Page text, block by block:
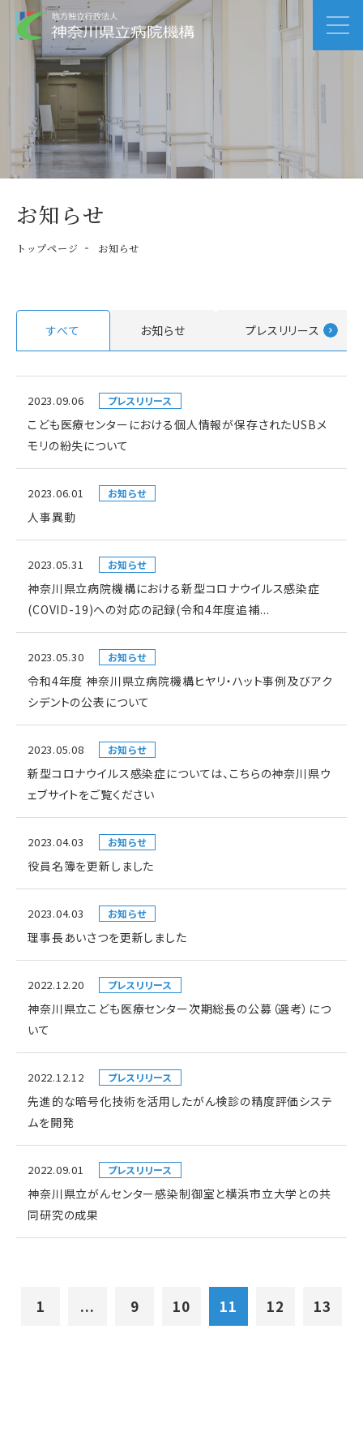
お知らせ
トップページ お知らせ
すべて お知らせ プレスリリース
2023.09.06 プレスリリース
こども医療センターにおける個人情報が保存されたUSBメ
モリの紛失について
2023.06.01 お知らせ
人事異動
2023.05.31 お知らせ
神奈川県立病院機構における新型コロナウイルス感染症
(COVID-19)への対応の記録(令和4年度追補...
2023.05.30 お知らせ
令和4年度 神奈川県立病院機構ヒヤリ・ハット事例及びアク
シデントの公表について
2023.05.08 お知らせ
新型コロナウイルス感染症については、こちらの神奈川県ウ
ェブサイトをご覧ください
2023.04.03 お知らせ
役員名簿を更新しました
2023.04.03 お知らせ
理事長あいさつを更新しました
2022.12.20 プレスリリース
神奈川県立こども医療センター次期総長の公募（選考）につ
いて
2022.12.12 プレスリリース
先進的な暗号化技術を活用したがん検診の精度評価システ
ムを開発
2022.09.01 プレスリリース
神奈川県立がんセンター感染制御室と横浜市立大学との共
同研究の成果
1 ... 9 10 11 12 13